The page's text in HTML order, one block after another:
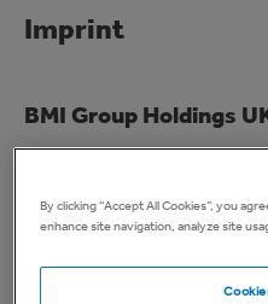
Imprint
BMI Group Holdings
Organisationsnummer:
Företagssäte:
By clicking “Accept All Cookies”, you
enhance site navigation, analyze site